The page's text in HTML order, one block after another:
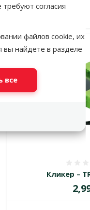
согласия
файлов cookie, их
вы найдете в разделе
все
В наличии
Кликер –